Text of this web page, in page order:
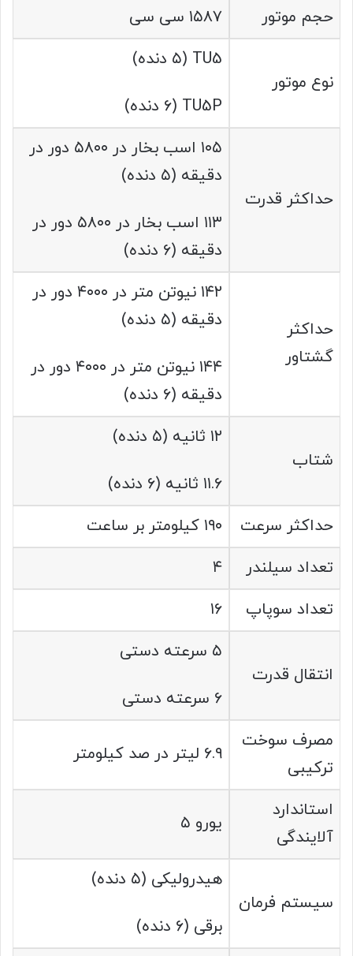
حجم موتور
۱۵۸۷ سی سی
نوع موتور
TU5 (۵ دنده)
TU5P (۶ دنده)
حداکثر قدرت
۱۰۵ اسب بخار در ۵۸۰۰ دور در
دقیقه (۵ دنده)
۱۱۳ اسب بخار در ۵۸۰۰ دور در
دقیقه (۶ دنده)
حداکثر
گشتاور
۱۴۲ نیوتن متر در ۴۰۰۰ دور در
دقیقه (۵ دنده)
۱۴۴ نیوتن متر در ۴۰۰۰ دور در
دقیقه (۶ دنده)
شتاب
۱۲ ثانیه (۵ دنده)
۱۱.۶ ثانیه (۶ دنده)
حداکثر سرعت
۱۹۰ کیلومتر بر ساعت
تعداد سیلندر
۴
تعداد سوپاپ
۱۶
انتقال قدرت
۵ سرعته دستی
۶ سرعته دستی
مصرف سوخت
ترکیبی
۶.۹ لیتر در صد کیلومتر
استاندارد
آلایندگی
یورو ۵
سیستم فرمان
هیدرولیکی (۵ دنده)
برقی (۶ دنده)